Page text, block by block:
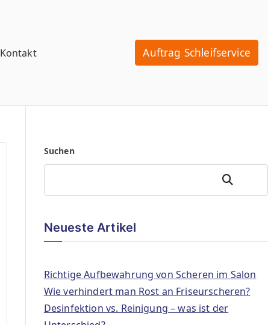
Kontakt Auftrag Schleifservice
Suchen
Zoeken
Neueste Artikel
Richtige Aufbewahrung von Scheren im Salon
Wie verhindert man Rost an Friseurscheren?
Desinfektion vs. Reinigung – was ist der